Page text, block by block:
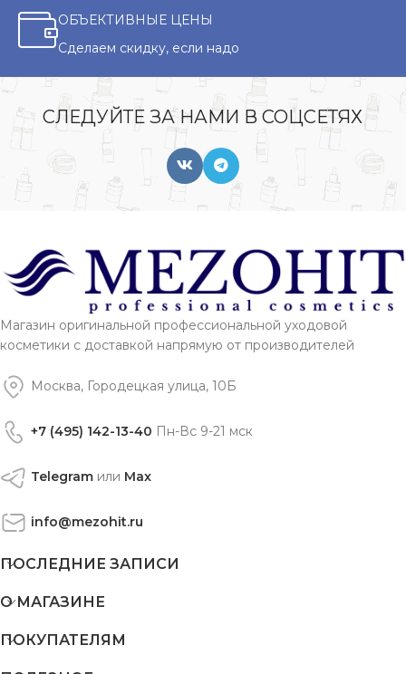
ОБЪЕКТИВНЫЕ ЦЕНЫ
Сделаем скидку, если надо
СЛЕДУЙТЕ ЗА НАМИ В СОЦСЕТЯХ
Магазин оригинальной профессиональной уходовой
косметики с доставкой напрямую от производителей
Москва, Городецкая улица, 10Б
+7 (495) 142-13-40 Пн-Вс 9-21 мск
Telegram или Max
info@mezohit.ru
ПОСЛЕДНИЕ ЗАПИСИ
О МАГАЗИНЕ
ПОКУПАТЕЛЯМ